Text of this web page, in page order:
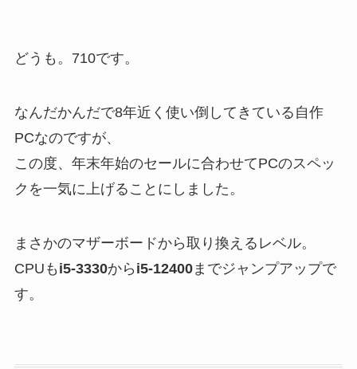
どうも。710です。
なんだかんだで8年近く使い倒してきている自作
PCなのですが、
この度、年末年始のセールに合わせてPCのスペッ
クを一気に上げることにしました。
まさかのマザーボードから取り換えるレベル。
CPUも i5-3330から i5-12400までジャンプアップで
す。